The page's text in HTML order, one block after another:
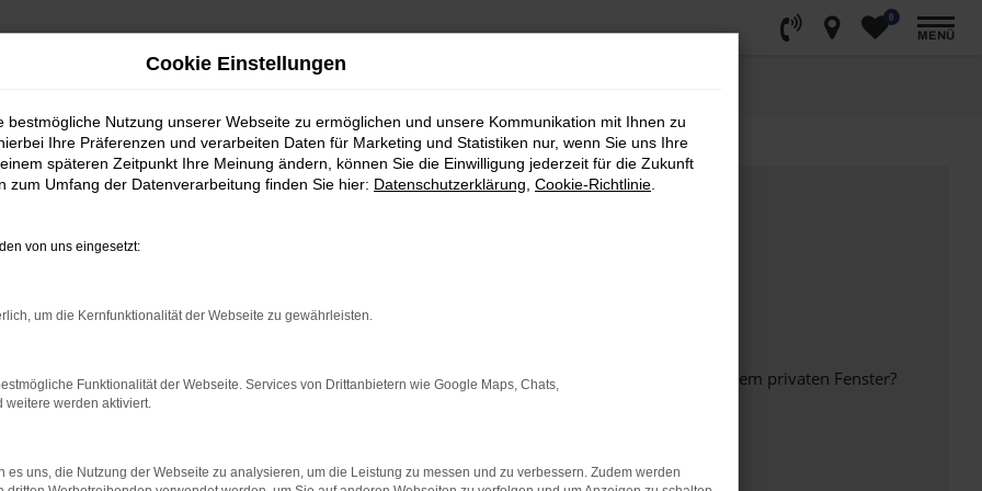
0
MENÜ
bestimmter Seiten verhindern. Funktioniert die Seite in einem anderen Browser oder in einem privaten Fenster?
beheben.
auf dem neuesten Stand sind.
Cookie Einstellungen
bestmögliche Nutzung unserer Webseite zu ermöglichen und unsere Kommunikation mit Ihnen zu
Ihre Präferenzen und verarbeiten Daten für Marketing und Statistiken nur, wenn Sie uns Ihre
späteren Zeitpunkt Ihre Meinung ändern, können Sie die Einwilligung jederzeit für die Zukunft
zum Umfang der Datenverarbeitung finden Sie hier: Datenschutzerklärung Cookie-Richtlinie
von uns eingesetzt:
um die Kernfunktionalität der Webseite zu gewährleisten.
Funktionalität der Webseite. Services von Drittanbietern wie Google Maps, Chats,
weitere werden aktiviert.
es uns, die Nutzung der Webseite zu analysieren, um die Leistung zu messen und zu verbessern. Zudem werden